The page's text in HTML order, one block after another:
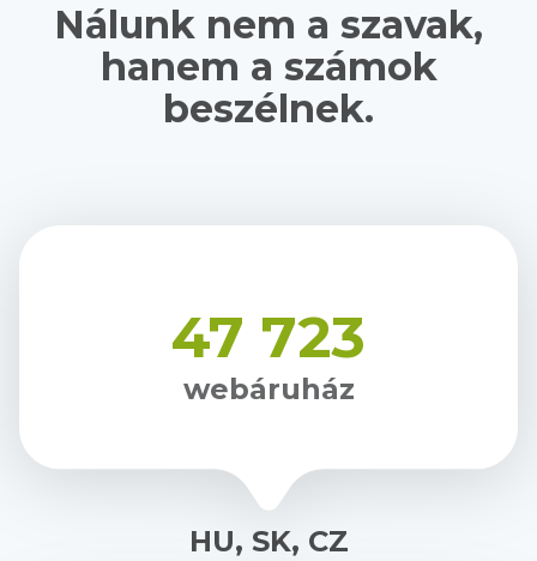
Nálunk nem a szavak,
hanem a számok
beszélnek.
47 723
webáruház
HU, SK, CZ